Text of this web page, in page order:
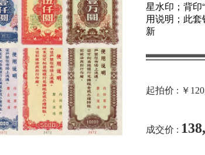
星水印；背印
用说明；此
新
起拍价 : ￥
成交价 :